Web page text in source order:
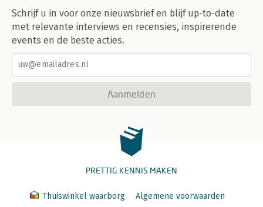
Schrijf u in voor onze nieuwsbrief en blijf up-to-date
met relevante interviews en recensies, inspirerende
events en de beste acties.
Aanmelden
PRETTIG KENNIS MAKEN
Thuiswinkel waarborg Algemene voorwaarden